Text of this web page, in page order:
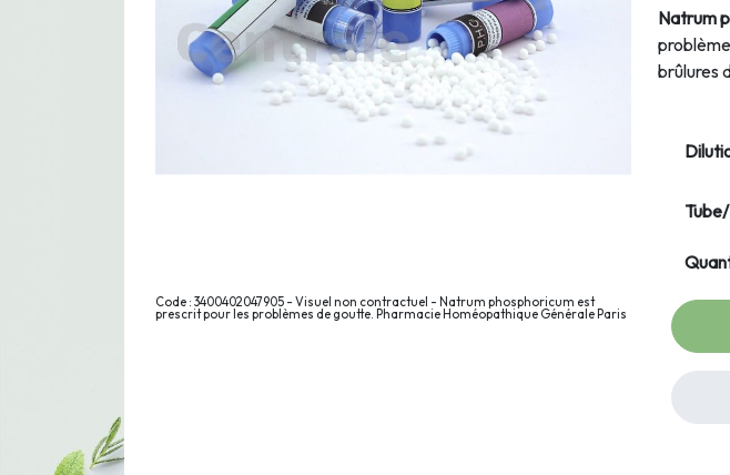
Code : 3400402047905 - Visuel non contractuel - Natrum phosphoricum est
prescrit pour les problèmes de goutte. Pharmacie Homéopathique Générale Paris
Natrum
brûlures